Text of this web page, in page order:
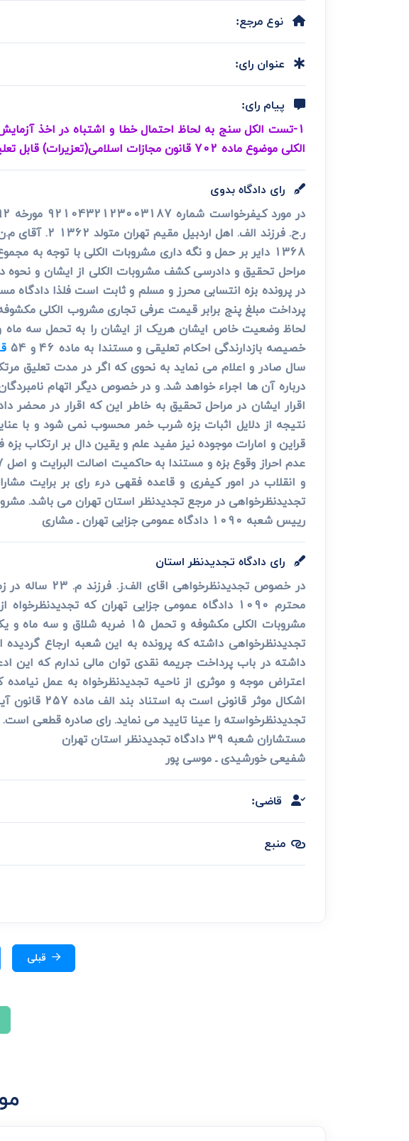
نوع مرجع:
عنوان رای:
پیام رای:
الکلی موضوع ماده 702 قانون مجازات اسلامی(تعزیرات) قابل تعلیق است.
رای دادگاه بدوی
1368 دایر بر حمل و نگه داری مشروبات الکلی با توجه
مراحل تحقیق و دادرسی کشف مشروبات الکلی از ایشان و
در پرونده بزه انتسابی محرز و مسلم و ثابت است فلذا دادگاه
پرداخت مبلغ پنج برابر قیمت عرفی تجاری مشروب الکلی مکشوفه و
لحاظ وضعیت خاص ایشان هریک از ایشان را به تحمل سه ماه
خصیصه بازدارندگی احکام تعلیقی و مستندا به ماده 46 و 54
درباره آن ها اجراء خواهد شد. و در خصوص دیگر اتهام
اقرار ایشان در مراحل تحقیق به خاطر این که اقرار در محضر
نتیجه از دلایل اثبات بزه شرب خمر محسوب نمی شود و با
قراین و امارات موجوده نیز مفید علم و یقین دال بر ارتکاب
عدم احراز وقوع بزه و مستندا به حاکمیت اصالت البرایت و اصل 37
و انقلاب در امور کیفری و قاعده فقهی درء رای بر برایت
تجدیدنظرخواهی در مرجع تجدیدنظر استان تهران می باشد.
رییس شعبه 1090 دادگاه عمومی جزایی تهران ـ مشاری
رای دادگاه تجدیدنظر استان
مشروبات الکلی مکشوفه و
تجدیدنظرخواهی داشته که پرونده به این شعبه ارجاع
داشته در باب پرداخت جریمه نقدی توان مالی ندارم که این
اعتراض موجه و موثری از ناحیه تجدیدنظرخواه به عمل
اشکال
تجدیدنظرخواسته را عینا تایید می نماید. رای صادره قطعی است.
مستشاران شعبه 39 دادگاه تجدیدنظر استان تهران
شفیعی خورشیدی ـ موسی پور
قاضی:
منبع
قبلی